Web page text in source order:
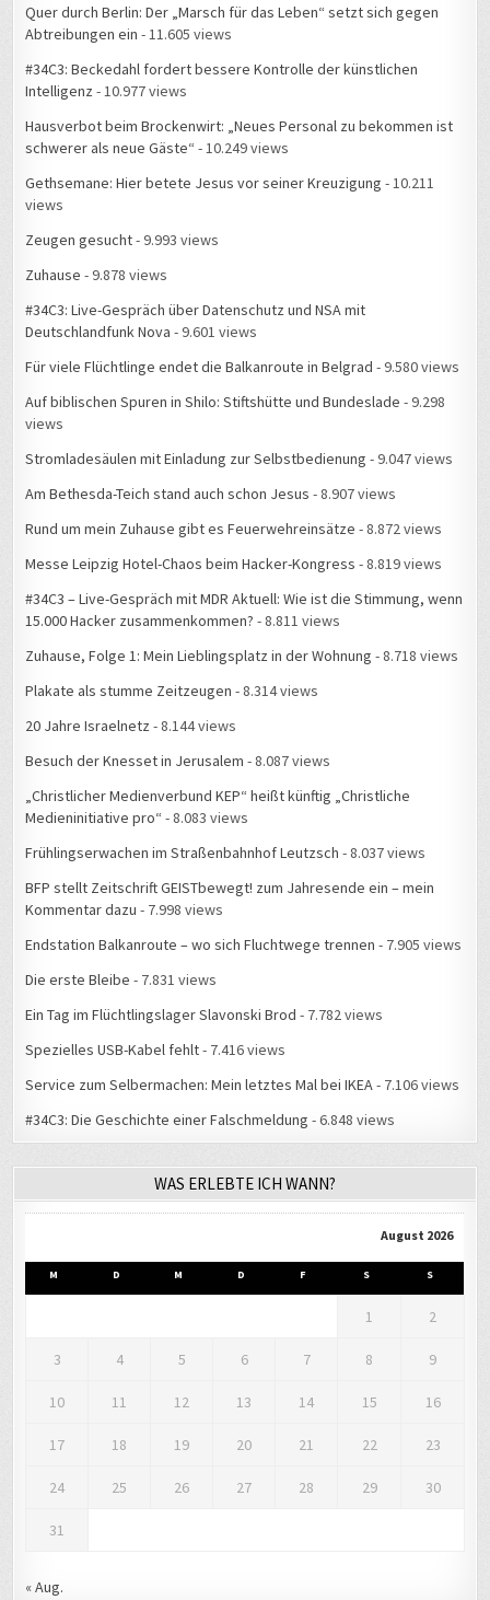
Quer durch Berlin: Der „Marsch für das Leben“ setzt sich gegen
Abtreibungen ein - 11.605 views
#34C3: Beckedahl fordert bessere Kontrolle der künstlichen
Intelligenz - 10.977 views
Hausverbot beim Brockenwirt: „Neues Personal zu bekommen ist
schwerer als neue Gäste“ - 10.249 views
Gethsemane: Hier betete Jesus vor seiner Kreuzigung - 10.211
views
Zeugen gesucht- 9.993 views
Zuhause - 9.878 views
#34C3: Live-Gespräch über Datenschutz und NSA mit
Deutschlandfunk Nova - 9.601 views
Für viele Flüchtlinge endet die Balkanroute in Belgrad - 9.580 views
Auf biblischen Spuren in Shilo: Stiftshütte und Bundeslade - 9.298
views
Stromladesäulen mit Einladung zur Selbstbedienung - 9.047 views
Am Bethesda-Teich stand auch schon Jesus - 8.907 views
Rund um mein Zuhause gibt es Feuerwehreinsätze - 8.872 views
Messe Leipzig Hotel-Chaos beim Hacker-Kongress - 8.819 views
#34C3 – Live-Gespräch mit MDR Aktuell: Wie ist die Stimmung, wenn
15.000 Hacker zusammenkommen? - 8.811 views
Zuhause, Folge 1: Mein Lieblingsplatz in der Wohnung - 8.718 views
Plakate als stumme Zeitzeugen - 8.314 views
20 Jahre Israelnetz - 8.144 views
Besuch der Knesset in Jerusalem - 8.087 views
„Christlicher Medienverbund KEP“ heißt künftig „Christliche
Medieninitiative pro“ - 8.083 views
Frühlingserwachen im Straßenbahnhof Leutzsch - 8.037 views
BFP stellt Zeitschrift GEISTbewegt! zum Jahresende ein – mein
Kommentar dazu - 7.998 views
Endstation Balkanroute – wo sich Fluchtwege trennen - 7.905 views
Die erste Bleibe - 7.831 views
Ein Tag im Flüchtlingslager Slavonski Brod - 7.782 views
Spezielles USB-Kabel fehlt- 7.416 views
Service zum Selbermachen: Mein letztes Mal bei IKEA- 7.106 views
#34C3: Die Geschichte einer Falschmeldung - 6.848 views
WAS ERLEBTE ICH WANN?
August 2026
M D M D F S S
1 2
3 4 5 6 7 8 9
10 11 12 13 14 15 16
17 18 19 20 21 22 23
24 25 26 27 28 29 30
31
« Aug.